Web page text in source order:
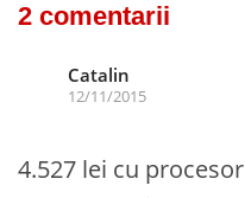
2 comentarii
Catalin
12/11/2015
4.527 lei cu